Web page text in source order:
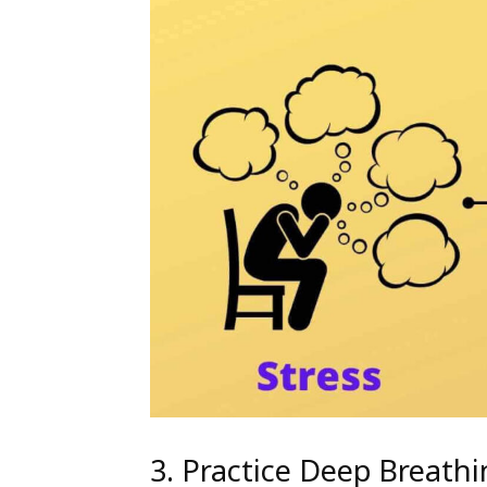
3. Practice Deep